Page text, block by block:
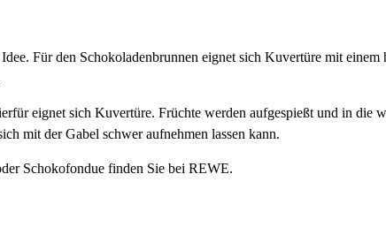
Für den Schokoladenbrunnen eignet sich Kuvertüre mit
eignet sich Kuvertüre. Früchte werden aufgespießt und in die
mit der Gabel schwer aufnehmen lassen kann.
Schokofondue finden Sie bei REWE.